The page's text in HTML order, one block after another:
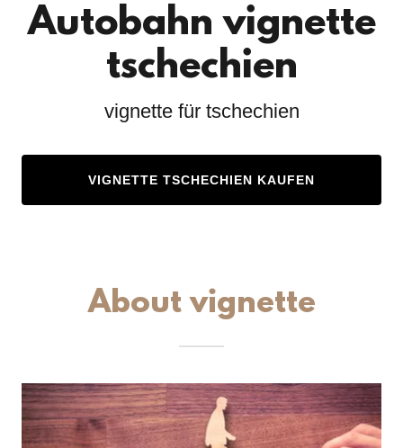
Autobahn vignette
tschechien
vignette für tschechien
VIGNETTE TSCHECHIEN KAUFEN
About vignette